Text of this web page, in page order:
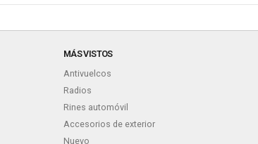
MÁS VISTOS
Antivuelcos
Radios
Rines automóvil
Accesorios de exterior